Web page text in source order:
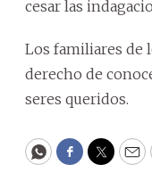
cesar las
Los familiares de
derecho de
seres queridos.
WhatsApp
Facebook